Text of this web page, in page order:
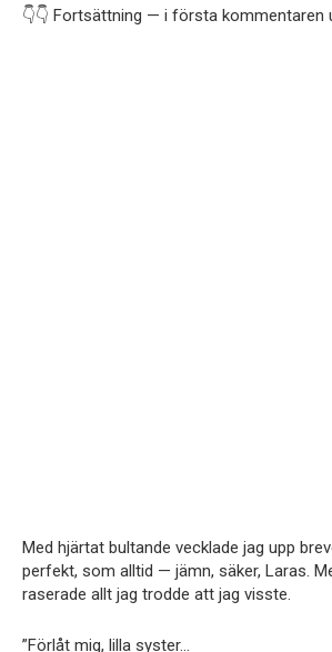
👇👇 Fortsättning — i första kommentaren
Med hjärtat bultande vecklade jag upp
perfekt, som alltid — jämn, säker, Laras.
raserade allt jag trodde att jag visste.
”Förlåt mig, lilla syster…